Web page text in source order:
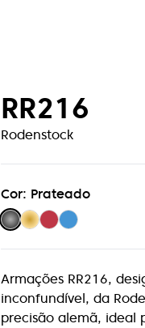
RR216
Rodenstock
Cor: Prateado
Armações RR216,
inconfundível, da
precisão alemã, ideal